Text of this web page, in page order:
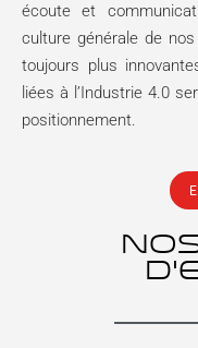
écoute et
culture générale de
toujours plus
liées à l’Industrie 4.0
positionnement.